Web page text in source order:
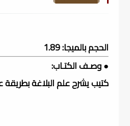
الحجم بالميجا: 1.89
● وصـف الكتـاب:
كتيب يشرح علم البلاغة